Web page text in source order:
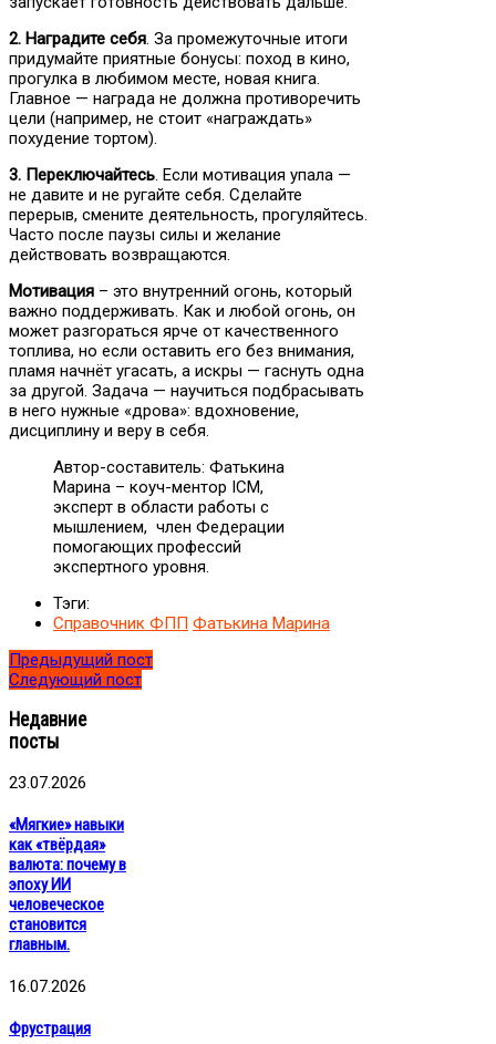
2. Наградите себя. За промежуточные итоги
придумайте приятные бонусы: поход в кино,
прогулка в любимом месте, новая книга.
Главное — награда не должна противоречить
цели (например, не стоит «награждать»
похудение тортом).
3. Переключайтесь. Если мотивация упала —
не давите и не ругайте себя. Сделайте
перерыв, смените деятельность, прогуляйтесь.
Часто после паузы силы и желание
действовать возвращаются.
Мотивация – это внутренний огонь, который
важно поддерживать. Как и любой огонь, он
может разгораться ярче от качественного
топлива, но если оставить его без внимания,
пламя начнёт угасать, а искры — гаснуть одна
за другой. Задача — научиться подбрасывать
в него нужные «дрова»: вдохновение,
дисциплину и веру в себя.
Автор-составитель: Фатькина
Марина – коуч-ментор ICM,
эксперт в области работы с
мышлением, член Федерации
помогающих профессий
экспертного уровня.
Тэги:
Справочник ФПП Фатькина Марина
Предыдущий пост
Следующий пост
Недавние
посты
23.07.2026
«Мягкие» навыки
как «твёрдая»
валюта: почему в
эпоху ИИ
человеческое
становится
главным.
16.07.2026
Фрустрация